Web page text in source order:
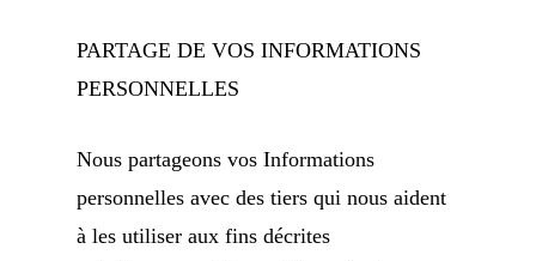
PARTAGE DE VOS INFORMATIONS
PERSONNELLES
Nous partageons vos Informations
personnelles avec des tiers qui nous aident
à les utiliser aux fins décrites